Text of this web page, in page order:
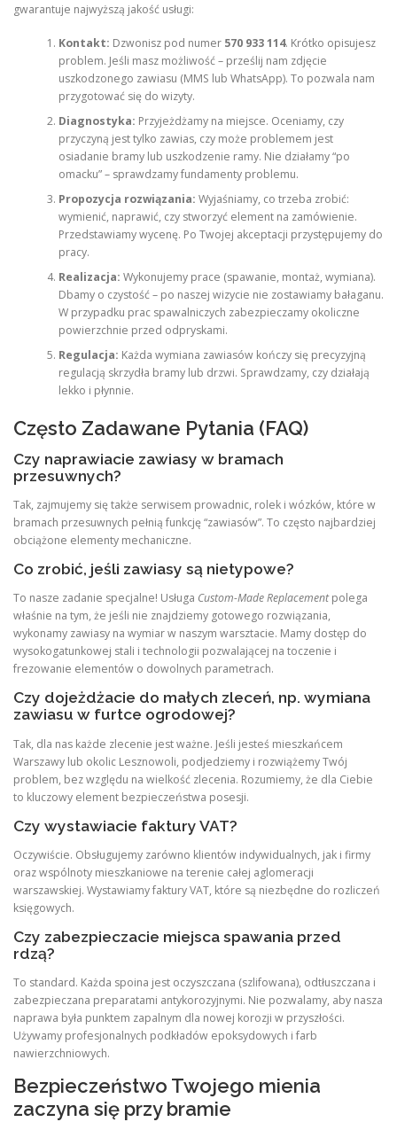
gwarantuje najwyższą jakość usługi:
Kontakt: Dzwonisz pod numer 570 933 114. Krótko opisujesz
problem. Jeśli masz możliwość – prześlij nam zdjęcie
uszkodzonego zawiasu (MMS lub WhatsApp). To pozwala nam
przygotować się do wizyty.
Diagnostyka: Przyjeżdżamy na miejsce. Oceniamy, czy
przyczyną jest tylko zawias, czy może problemem jest
osiadanie bramy lub uszkodzenie ramy. Nie działamy “po
omacku” – sprawdzamy fundamenty problemu.
Propozycja rozwiązania: Wyjaśniamy, co trzeba zrobić:
wymienić, naprawić, czy stworzyć element na zamówienie.
Przedstawiamy wycenę. Po Twojej akceptacji przystępujemy do
pracy.
Realizacja: Wykonujemy prace (spawanie, montaż, wymiana).
Dbamy o czystość – po naszej wizycie nie zostawiamy bałaganu.
W przypadku prac spawalniczych zabezpieczamy okoliczne
powierzchnie przed odpryskami.
Regulacja: Każda wymiana zawiasów kończy się precyzyjną
regulacją skrzydła bramy lub drzwi. Sprawdzamy, czy działają
lekko i płynnie.
Często Zadawane Pytania (FAQ)
Czy naprawiacie zawiasy w bramach
przesuwnych?
Tak, zajmujemy się także serwisem prowadnic, rolek i wózków, które w
bramach przesuwnych pełnią funkcję “zawiasów”. To często najbardziej
obciążone elementy mechaniczne.
Co zrobić, jeśli zawiasy są nietypowe?
To nasze zadanie specjalne! Usługa Custom-Made Replacementpolega
właśnie na tym, że jeśli nie znajdziemy gotowego rozwiązania,
wykonamy zawiasy na wymiar w naszym warsztacie. Mamy dostęp do
wysokogatunkowej stali i technologii pozwalającej na toczenie i
frezowanie elementów o dowolnych parametrach.
Czy dojeżdżacie do małych zleceń, np. wymiana
zawiasu w furtce ogrodowej?
Tak, dla nas każde zlecenie jest ważne. Jeśli jesteś mieszkańcem
Warszawy lub okolic Lesznowoli, podjedziemy i rozwiążemy Twój
problem, bez względu na wielkość zlecenia. Rozumiemy, że dla Ciebie
to kluczowy element bezpieczeństwa posesji.
Czy wystawiacie faktury VAT?
Oczywiście. Obsługujemy zarówno klientów indywidualnych, jak i firmy
oraz wspólnoty mieszkaniowe na terenie całej aglomeracji
warszawskiej. Wystawiamy faktury VAT, które są niezbędne do rozliczeń
księgowych.
Czy zabezpieczacie miejsca spawania przed
rdzą?
To standard. Każda spoina jest oczyszczana (szlifowana), odtłuszczana i
zabezpieczana preparatami antykorozyjnymi. Nie pozwalamy, aby nasza
naprawa była punktem zapalnym dla nowej korozji w przyszłości.
Używamy profesjonalnych podkładów epoksydowych i farb
nawierzchniowych.
Bezpieczeństwo Twojego mienia
zaczyna się przy bramie